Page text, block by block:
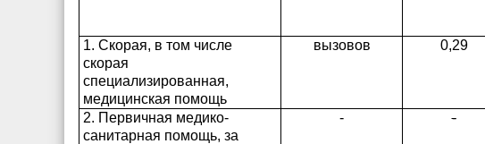
1. Скорая, в том числе
скорая
специализированная,
медицинская помощь
вызовов 0,29
2. Первичная медико-
санитарная помощь, за
- -